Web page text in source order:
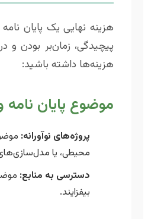
هزینه نهایی یک پایان
پیچیدگی، زمان‌بر بودن و
هزینه‌ها داشته باشید:
موضوع پایان
پروژه‌های نوآورانه:
محیطی، یا مدل‌سازی‌های
دسترسی به منابع:
بیفزایند.